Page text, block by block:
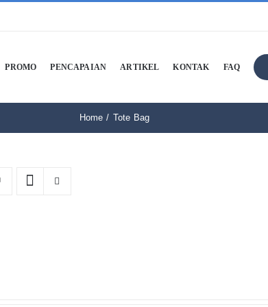
PROMO PENCAPAIAN ARTIKEL KONTAK FAQ
Home Tote Bag